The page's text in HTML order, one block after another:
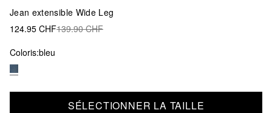
Jean extensible Wide Leg
124.95 CHF139.90 CHF
Coloris:bleu
SÉLECTIONNER LA TAILLE